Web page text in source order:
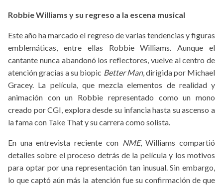
Robbie Williams y su regreso a la escena musical
Este año ha marcado el regreso de varias tendencias y figuras
emblemáticas, entre ellas Robbie Williams. Aunque el
cantante nunca abandonó los reflectores, vuelve al centro de
atención gracias a su biopic Better Man, dirigida por Michael
Gracey. La película, que mezcla elementos de realidad y
animación con un Robbie representado como un mono
creado por CGI, explora desde su infancia hasta su ascenso a
la fama con Take That y su carrera como solista.
En una entrevista reciente con NME, Williams compartió
detalles sobre el proceso detrás de la película y los motivos
para optar por una representación tan inusual. Sin embargo,
lo que captó aún más la atención fue su confirmación de que